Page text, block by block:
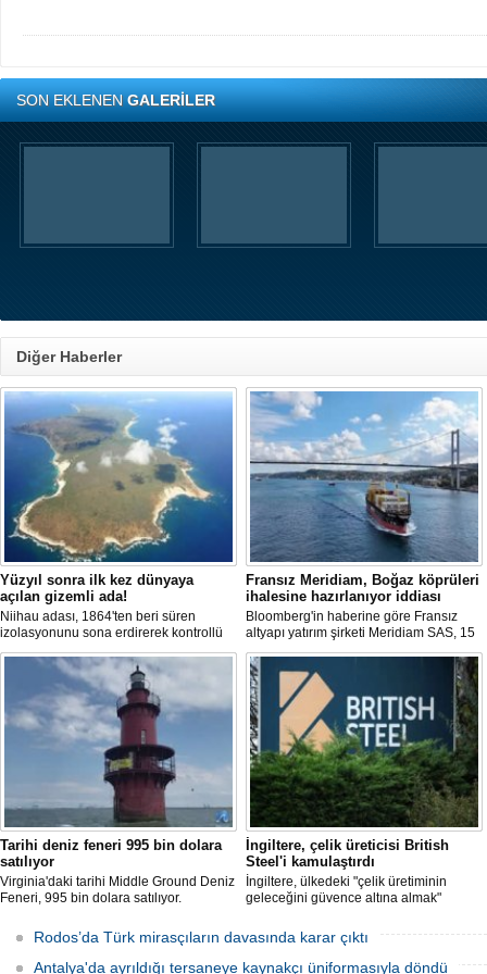
SON EKLENENGALERİLER
Diğer Haberler
Yüzyıl sonra ilk kez dünyaya
açılan gizemli ada!
Niihau adası, 1864'ten beri süren
izolasyonunu sona erdirerek kontrollü
turist ziyaretlerine açıldı. Ada sakinleri,
modern teknolojiden uzak, katı
kurallarla dolu bir yaşam sürdürüyor.
Fransız Meridiam, Boğaz köprüleri
ihalesine hazırlanıyor iddiası
Bloomberg'in haberine göre Fransız
altyapı yatırım şirketi Meridiam SAS, 15
Temmuz Şehitler Köprüsü ile Fatih
Sultan Mehmet Köprüsü'nün
özelleştirilmesine yönelik ihaleyle
ilgileniyor.
Tarihi deniz feneri 995 bin dolara
satılıyor
Virginia'daki tarihi Middle Ground Deniz
Feneri, 995 bin dolara satılıyor.
üretebilen bir yaşam alanına
dönüştürüldü.
İngiltere, çelik üreticisi British
Steel'i kamulaştırdı
İngiltere, ülkedeki "çelik üretiminin
geleceğini güvence altına almak"
bünyesindeki çelik üreticisi British
Steel'i kamulaştırdı.
Rodos’da Türk mirasçıların davasında karar çıktı
Antalya'da ayrıldığı tersaneye kaynakçı üniformasıyla döndü